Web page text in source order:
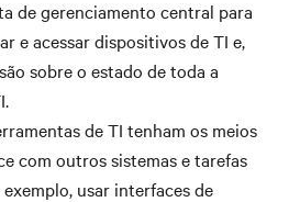
de gerenciamento central para
e acessar dispositivos de TI e,
sobre o estado de toda a
de TI tenham os meios
com outros sistemas e tarefas
usar interfaces de